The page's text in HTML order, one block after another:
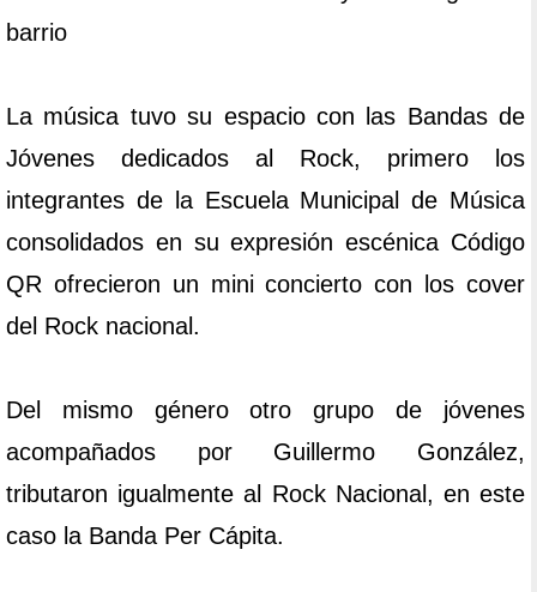
barrio
La música tuvo su espacio con las Bandas de
Jóvenes dedicados al Rock, primero los
integrantes de la Escuela Municipal de Música
consolidados en su expresión escénica Código
QR ofrecieron un mini concierto con los cover
del Rock nacional.
Del mismo género otro grupo de jóvenes
acompañados por Guillermo González,
tributaron igualmente al Rock Nacional, en este
caso la Banda Per Cápita.